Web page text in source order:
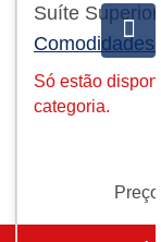
Suíte Superior
Comodidades
Só estão
categoria.